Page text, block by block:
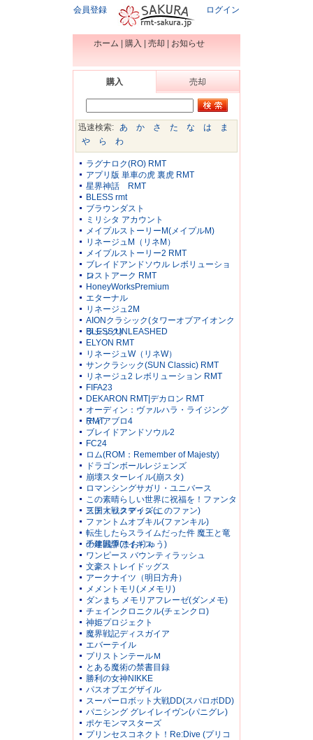
会員登録 ログイン
ホーム 購入 売却 お知らせ
購入 売却
迅速検索: あ か さ た な は
ま
や
ら わ
ラグナロク(RO) RMT
アプリ版 単車の虎 裏虎 RMT
星界神話 RMT
BLESS rmt
ブラウンダスト
ミリシタ アカウント
メイプルストーリーM(メイプルM)
リネージュM（リネM）
メイプルストーリー2 RMT
ブレイドアンドソウル レボリューショ
ン
ロストアーク RMT
HoneyWorksPremium
エターナル
リネージュ2M
AIONクラシック(タワーオブアイオンク
ラシック)
BLESS UNLEASHED
ELYON RMT
リネージュW（リネW）
サンクラシック(SUN Classic) RMT
リネージュ2 レボリューション RMT
FIFA23
DEKARON RMT|デカロン RMT
オーディン：ヴァルハラ・ライジング
RMT
ディアブロ4
ブレイドアンドソウル2
FC24
ロム(ROM：Remember of Majesty)
ドラゴンボールレジェンズ
崩壊スターレイル(崩スタ)
ロマンシングサガリ・ユニバース
この素晴らしい世界に祝福を！ファンタ
スティックデイズ(このファン)
三国大戦スマッシュ
ファントムオブキル(ファンキル)
転生したらスライムだった件 魔王と竜
の建国譚(まおりゅう)
千年戦争アイギス
ワンピース バウンティラッシュ
文豪ストレイドッグス
アークナイツ（明日方舟）
メメントモリ(メメモリ)
ダンまち メモリアフレーゼ(ダンメモ)
チェインクロニクル(チェンクロ)
神姫プロジェクト
魔界戦記ディスガイア
エバーテイル
プリストンテールＭ
とある魔術の禁書目録
勝利の女神NIKKE
パスオブエグザイル
スーパーロボット大戦DD(スパロボDD)
パニシング グレイレイヴン(パニグレ)
ポケモンマスターズ
プリンセスコネクト！Re:Dive (プリコ